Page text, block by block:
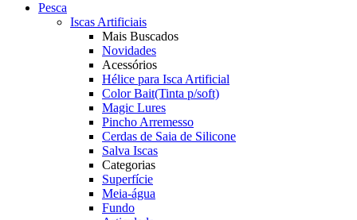
Pesca
Iscas Artificiais
Mais Buscados
Novidades
Acessórios
Hélice para Isca Artificial
Color Bait(Tinta p/soft)
Magic Lures
Pincho Arremesso
Cerdas de Saia de Silicone
Salva Iscas
Categorias
Superfície
Meia-água
Fundo